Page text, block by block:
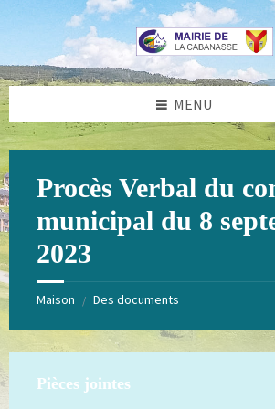
Aller
Passer
page
MENU
Procès Verbal du
municipal du 8
2023
Maison / Des documents
Pièces jointes